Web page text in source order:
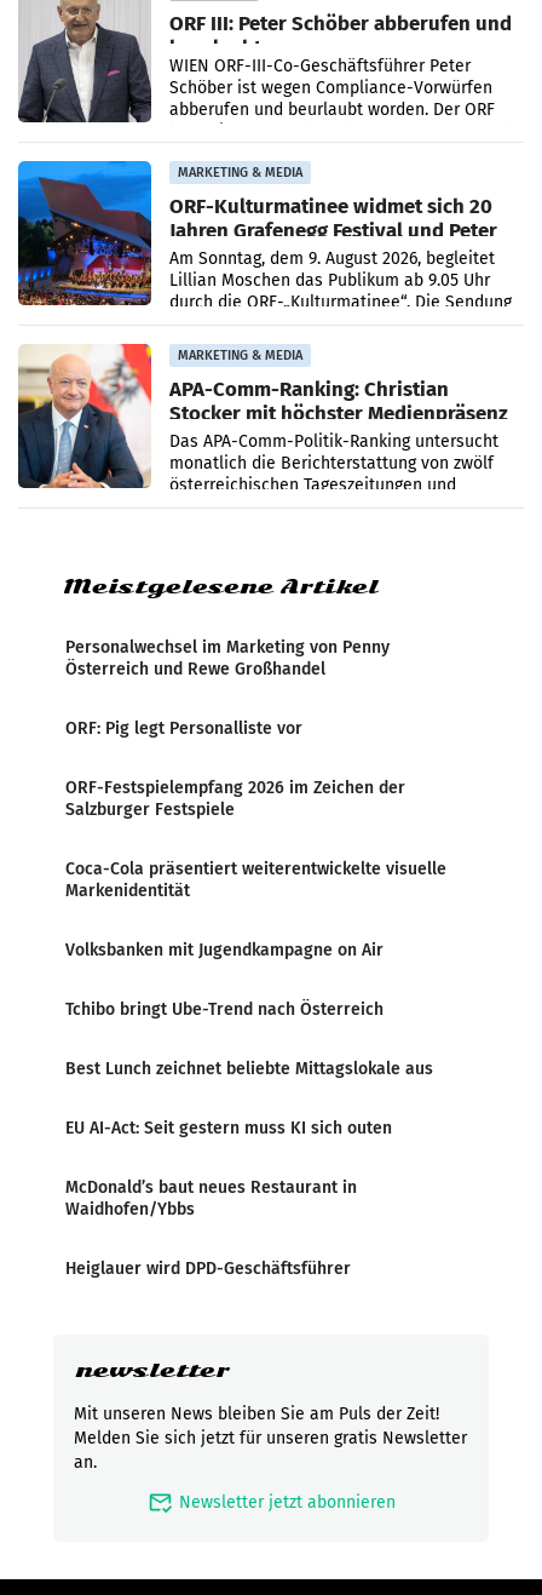
ORF III: Peter Schöber abberufen und
beurlaubt
WIEN ORF-III-Co-Geschäftsführer Peter
Schöber ist wegen Compliance-Vorwürfen
abberufen und beurlaubt worden. Der ORF
MARKETING & MEDIA
ORF-Kulturmatinee widmet sich 20
Jahren Grafenegg Festival und Peter
Simonischek
Am Sonntag, dem 9. August 2026, begleitet
Lillian Moschen das Publikum ab 9.05 Uhr
durch die ORF-„Kulturmatinee“. Die Sendung
startet mit der Dokumentation „20 Jahre
Grafenegg
MARKETING & MEDIA
APA-Comm-Ranking: Christian
Stocker mit höchster Medienpräsenz
im Juli
Das APA-Comm-Politik-Ranking untersucht
monatlich die Berichterstattung von zwölf
österreichischen Tageszeitungen und
analysiert, welche Politikerinnen und
Meistgelesene Artikel
Personalwechsel im Marketing von Penny
Österreich und Rewe Großhandel
ORF: Pig legt Personalliste vor
ORF-Festspielempfang 2026 im Zeichen der
Salzburger Festspiele
Coca-Cola präsentiert weiterentwickelte visuelle
Markenidentität
Volksbanken mit Jugendkampagne on Air
Tchibo bringt Ube-Trend nach Österreich
Best Lunch zeichnet beliebte Mittagslokale aus
EU AI-Act: Seit gestern muss KI sich outen
McDonald’s baut neues Restaurant in
Waidhofen/Ybbs
Heiglauer wird DPD-Geschäftsführer
newsletter
Mit unseren News bleiben Sie am Puls der Zeit!
Melden Sie sich jetzt für unseren gratis Newsletter
an.
mark_email_read Newsletter jetzt abonnieren